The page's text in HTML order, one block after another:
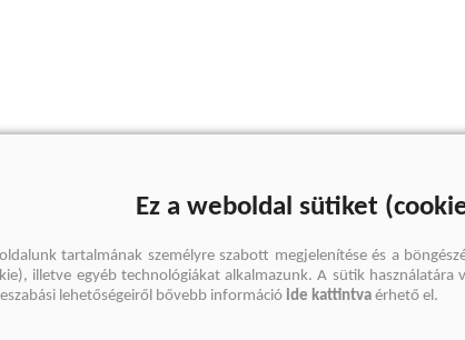
Ez a weboldal sütiket
tartalmának személyre szabott megjelenítése és a
illetve egyéb technológiákat alkalmazunk. A sütik
lehetőségeiről bővebb információ ide kattintva érhető el.